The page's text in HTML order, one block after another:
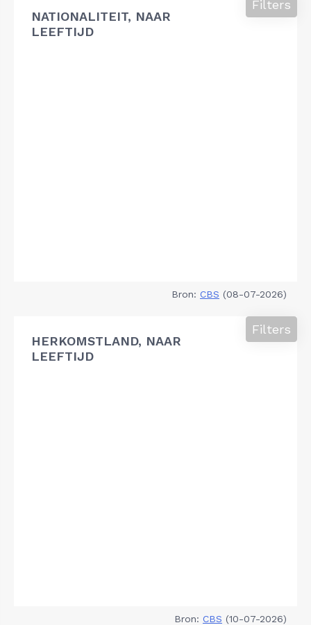
NATIONALITEIT, NAAR
LEEFTIJD
Filters
Bron: CBS (08-07-2026)
HERKOMSTLAND, NAAR
LEEFTIJD
Filters
Bron: CBS (10-07-2026)